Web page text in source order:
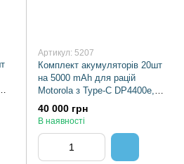
Артикул: 5207
Комплект акумуляторів 20шт
на 5000 mAh для рацій
Motorola з Type-C DP4400e,
DP4600e, DP4800e
40 000 грн
В наявності